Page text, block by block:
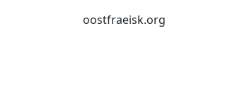
oostfraeisk.org